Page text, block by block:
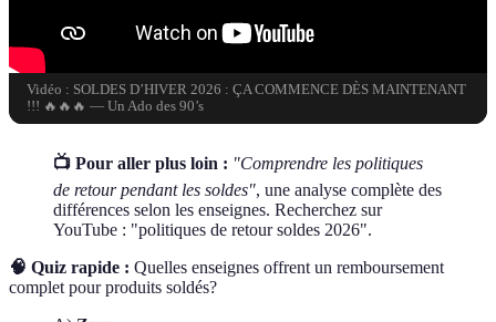
Vidéo : SOLDES D’HIVER 2026 : ÇA COMMENCE DÈS MAINTENANT
!!! 🔥🔥🔥 — Un Ado des 90’s
📺 Pour aller plus loin : "Comprendre les politiques
de retour pendant les soldes", une analyse complète des
différences selon les enseignes. Recherchez sur
YouTube : "politiques de retour soldes 2026".
🧠 Quiz rapide : Quelles enseignes offrent un remboursement
complet pour produits soldés?